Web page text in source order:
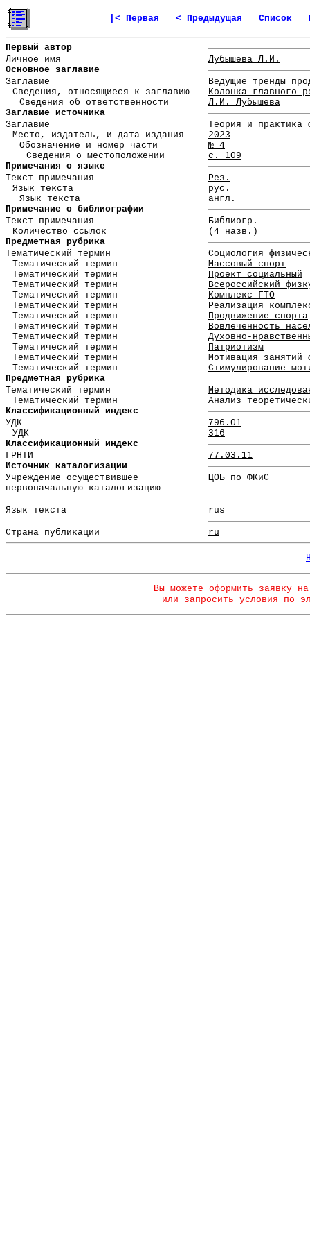
|< Первая < Предыдущая Список
Первый автор
Личное имя
Лубышева Л.И.
Основное заглавие
Заглавие
Ведущие тренды
Сведения, относящиеся к заглавию
Колонка главного
Сведения об ответственности
Л.И. Лубышева
Заглавие источника
Заглавие
Теория и практика
Место, издатель, и дата издания
2023
Обозначение и номер части
№ 4
Сведения о местоположении
с. 109
Примечания о языке
Текст примечания
Рез.
Язык текста
рус.
Язык текста
англ.
Примечание о библиографии
Текст примечания
Библиогр.
Количество ссылок
(4 назв.)
Предметная рубрика
Тематический термин
Социология
Тематический термин
Массовый спорт
Тематический термин
Проект социальный
Тематический термин
Всероссийский
Тематический термин
Комплекс ГТО
Тематический термин
Реализация
Тематический термин
Продвижение спорта
Тематический термин
Вовлеченность
Тематический термин
Духовно-
Тематический термин
Патриотизм
Тематический термин
Мотивация занятий
Тематический термин
Стимулирование
Предметная рубрика
Тематический термин
Методика
Тематический термин
Анализ
Классификационный индекс
УДК
796.01
УДК
316
Классификационный индекс
ГРНТИ
77.03.11
Источник каталогизации
Учреждение осуществившее
первоначальную каталогизацию
ЦОБ по ФКиС
Язык текста rus
Страна публикации ru
Вы можете оформить заявку
или запросить условия по